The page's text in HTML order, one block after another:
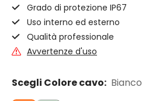
Grado di protezione IP67
Uso interno ed esterno
Qualità professionale
Avvertenze d'uso
Scegli Colore cavo: Bianco